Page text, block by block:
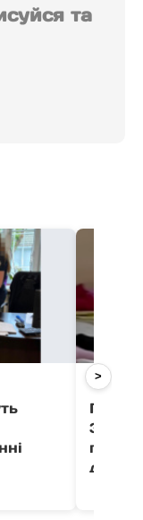
та
05
Після
>